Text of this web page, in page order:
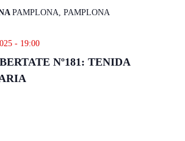
PAMPLONA, PAMPLONA
- 19:00
Nº181: TENIDA